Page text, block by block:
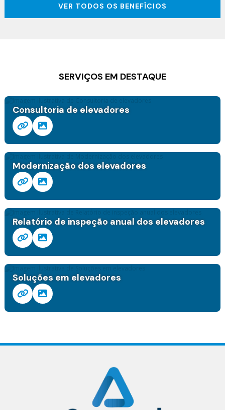
VER TODOS OS BENEFÍCIOS
SERVIÇOS EM DESTAQUE
Consultoria de elevadores
Modernização dos elevadores
Relatório de inspeção anual dos elevadores
Soluções em elevadores